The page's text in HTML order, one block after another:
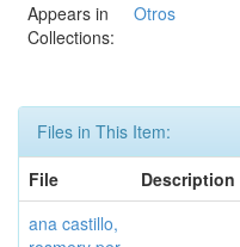
Appears in
Collections:
Otros
Files in This Item:
File
Description
ana castillo,